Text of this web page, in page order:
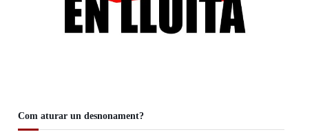
Com aturar un desnonament?